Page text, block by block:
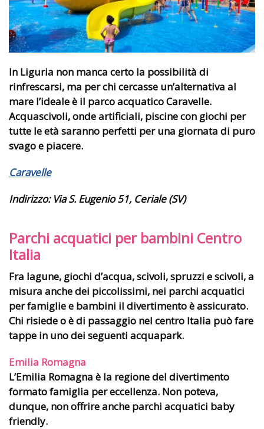
In Liguria non manca certo la possibilità di
rinfrescarsi, ma per chi cercasse un’alternativa al
mare l’ideale è il parco acquatico Caravelle.
Acquascivoli, onde artificiali, piscine con giochi per
tutte le età saranno perfetti per una giornata di puro
svago e piacere.
Caravelle
Indirizzo:Via S. Eugenio 51, Ceriale (SV)
Parchi acquatici per bambini Centro
Italia
Fra lagune, giochi d’acqua, scivoli, spruzzi e scivoli, a
misura anche dei piccolissimi, nei parchi acquatici
per famiglie e bambini il divertimento è assicurato.
Chi risiede o è di passaggio nel centro Italia può fare
tappe in uno dei seguenti acquapark.
Emilia Romagna
L’Emilia Romagna è la regione del divertimento
formato famiglia per eccellenza. Non poteva,
dunque, non offrire anche parchi acquatici baby
friendly.